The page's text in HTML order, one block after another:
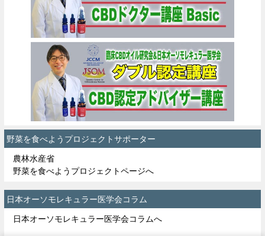
野菜を食べようプロジェクトサポーター
農林水産省
野菜を食べようプロジェクトページへ
日本オーソモレキュラー医学会コラム
日本オーソモレキュラー医学会コラムへ